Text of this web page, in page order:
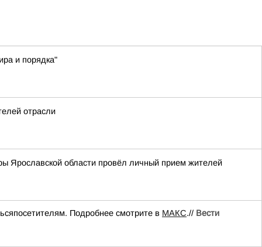
и порядка"
отрасли
Ярославской области провёл личный прием жителей
Подробнее смотрите в МАКС.// Вести